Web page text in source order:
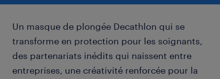
Un masque de plongée Decathlon qui se
transforme en protection pour les soignants,
des partenariats inédits qui naissent entre
entreprises, une créativité renforcée pour la